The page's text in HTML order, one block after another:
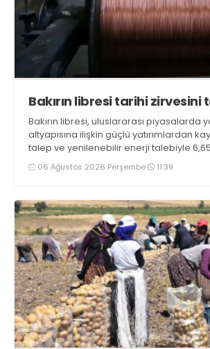
Bakırın libresi tarihi zirvesini
Bakırın libresi, uluslararası piyasalarda
altyapısına ilişkin güçlü yatırımlardan
talep ve yenilenebilir enerji talebiyle
ulaşarak tarihi zirvesini test ediyor
06 Ağustos 2026 Perşembe 11:39